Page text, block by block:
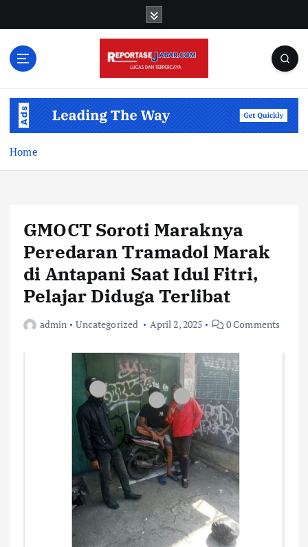
Home
GMOCT Soroti Maraknya
Peredaran Tramadol Marak
di Antapani Saat Idul Fitri,
Pelajar Diduga Terlibat
admin Uncategorized April 2, 2025 0 Comments